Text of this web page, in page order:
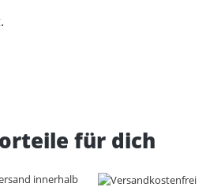
für dich